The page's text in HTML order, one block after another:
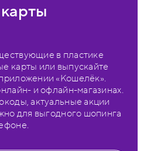
в пластике
карты или выпускайте
«Кошелёк».
и офлайн-магазинах.
актуальные акции
для выгодного шопинга